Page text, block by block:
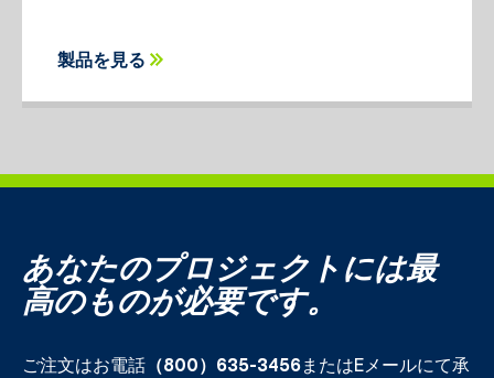
製品を見る
あなたのプロジェクトには最
高のものが必要です。
ご注文はお電話 （800）635-3456またはEメールにて承